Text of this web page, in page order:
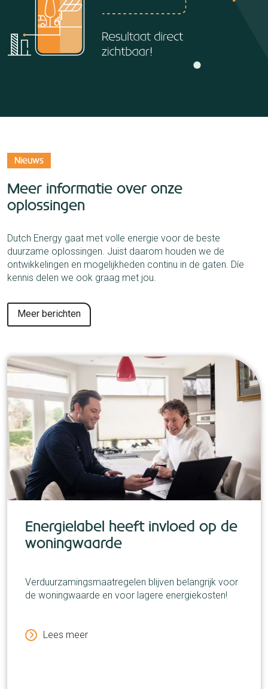
Nieuws
Meer informatie over onze
oplossingen
Dutch Energy gaat met volle energie voor de beste
duurzame oplossingen. Juist daarom houden we de
ontwikkelingen en mogelijkheden continu in de gaten. Díe
kennis delen we ook graag met jou.
Meer berichten
Energielabel heeft invloed op de
woningwaarde
Verduurzamingsmaatregelen blijven belangrijk voor
de woningwaarde en voor lagere energiekosten!
Lees meer